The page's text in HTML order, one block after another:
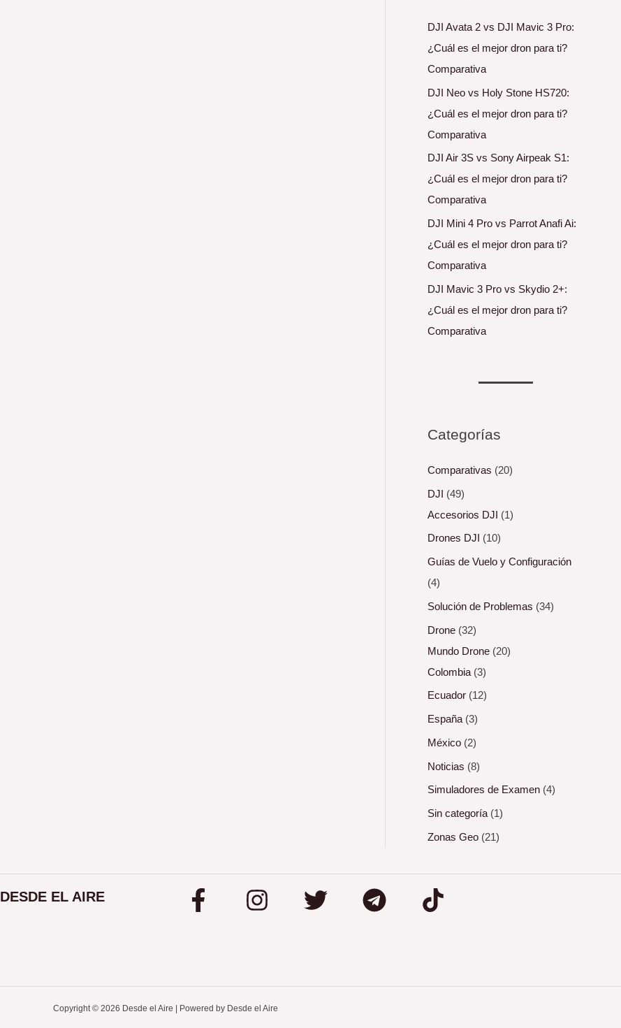
DJI Avata 2 vs DJI Mavic 3 Pro:
¿Cuál es el mejor dron para ti?
Comparativa
DJI Neo vs Holy Stone HS720:
¿Cuál es el mejor dron para ti?
Comparativa
DJI Air 3S vs Sony Airpeak S1:
¿Cuál es el mejor dron para ti?
Comparativa
DJI Mini 4 Pro vs Parrot Anafi Ai:
¿Cuál es el mejor dron para ti?
Comparativa
DJI Mavic 3 Pro vs Skydio 2+:
¿Cuál es el mejor dron para ti?
Comparativa
Categorías
Comparativas (20)
DJI (49)
Accesorios DJI (1)
Drones DJI (10)
Guías de Vuelo y Configuración
(4)
Solución de Problemas (34)
Drone(32)
Mundo Drone(20)
Colombia(3)
Ecuador(12)
España(3)
México(2)
Noticias (8)
Simuladores de Examen(4)
Sin categoría(1)
Zonas Geo(21)
DESDE EL AIRE
Copyright © 2026 Desde el Aire | Powered by Desde el Aire